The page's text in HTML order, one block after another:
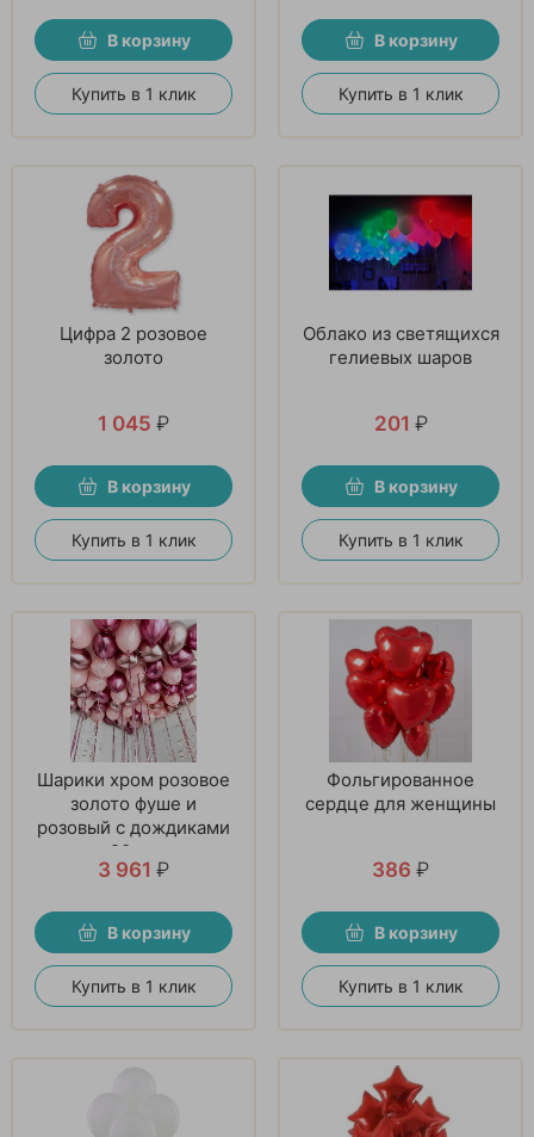
В корзину
Купить в 1 клик
В корзину
Купить в 1 клик
Цифра 2 розовое
золото
1 045 ₽
В корзину
Купить в 1 клик
Облако из светящихся
гелиевых шаров
201 ₽
В корзину
Купить в 1 клик
Шарики хром розовое
золото фуше и
розовый с дождиками
20 шт
3 961 ₽
В корзину
Купить в 1 клик
Фольгированное
сердце для женщины
386 ₽
В корзину
Купить в 1 клик